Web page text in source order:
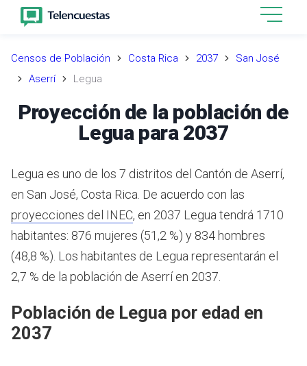
Censos de Población Costa Rica 2037
San José
Aserrí
Legua
Proyección de la población de
Legua para 2037
Legua es uno de los 7 distritos del Cantón de Aserrí,
en San José, Costa Rica. De acuerdo con las
proyecciones del INEC, en 2037 Legua tendrá 1710
habitantes: 876 mujeres (51,2 %) y 834 hombres
(48,8 %). Los habitantes de Legua representarán el
2,7 % de la población de Aserrí en 2037.
Población de Legua por edad en
2037